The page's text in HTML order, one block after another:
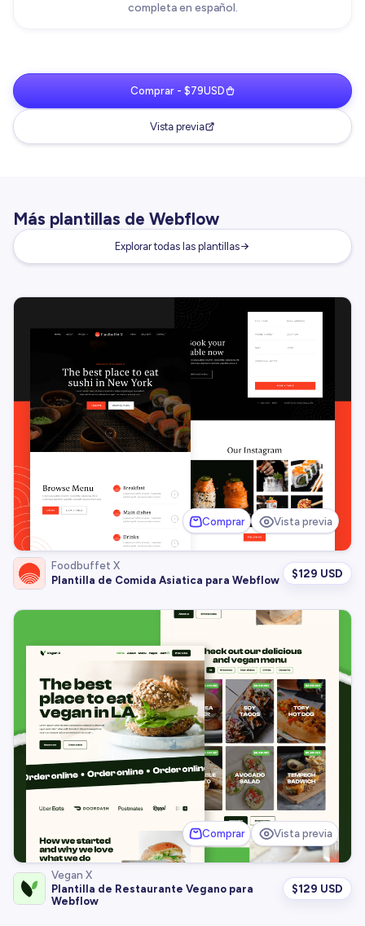
completa en español.
Comprar - $79USD
Vista previa
Más plantillas de Webflow
Explorar todas las plantillas
Comprar Vista previa
Foodbuffet X
Plantilla de Comida Asiatica para Webflow
$129 USD
Comprar Vista previa
Vegan X
Plantilla de Restaurante Vegano para
Webflow
$129 USD